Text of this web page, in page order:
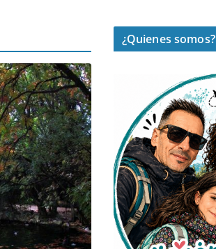
¿Quienes somos?